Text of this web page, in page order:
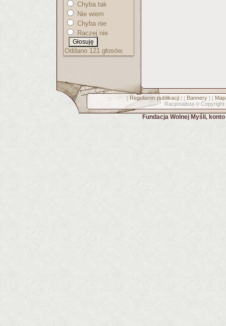
Chyba tak
Nie wiem
Chyba nie
Raczej nie
Oddano 121 głosów.
[ Regulamin publikacji] [ Bannery] [
Racjonalista © Copyright
Fundacja Wolnej Myśli,